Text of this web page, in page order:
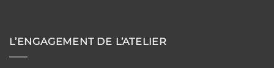
L’ENGAGEMENT DE L’ATELIER